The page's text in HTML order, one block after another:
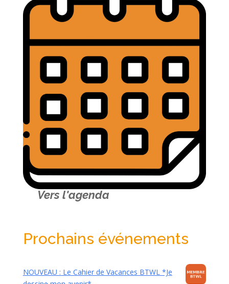
Vers l'agenda
Prochains événements
NOUVEAU : Le Cahier de Vacances BTWL *Je